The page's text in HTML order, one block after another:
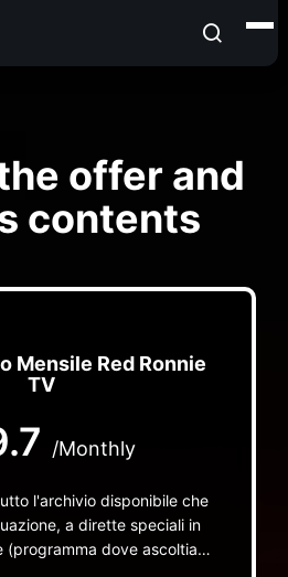
offer and
contents
Mensile Red Ronnie
TV
/Monthly
l'archivio disponibile che
a dirette speciali in
dove ascoltiamo